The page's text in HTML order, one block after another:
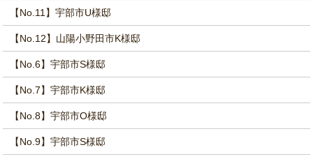
【No.11】宇部市U様邸
【No.12】山陽小野田市K様邸
【No.6】宇部市S様邸
【No.7】宇部市K様邸
【No.8】宇部市O様邸
【No.9】宇部市S様邸